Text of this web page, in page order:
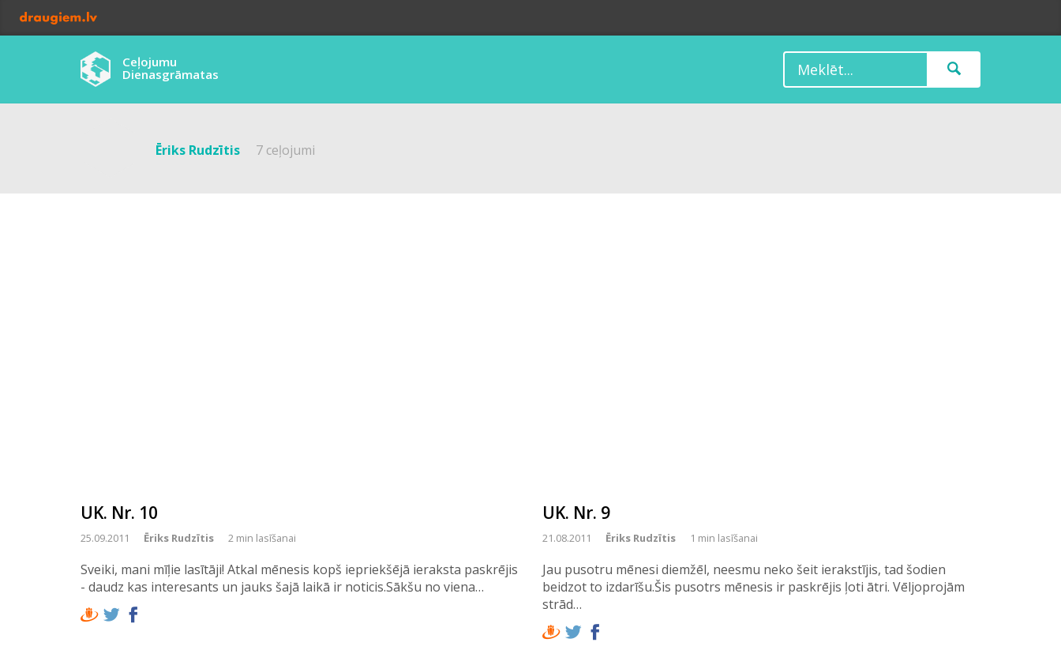
Ceļojumu
Dienasgrāmatas
Ēriks Rudzītis 7 ceļojumi
UK. Nr. 10
25.09.2011 Ēriks Rudzītis 2 min lasīšanai
Sveiki, mani mīļie lasītāji! Atkal mēnesis kopš iepriekšējā ieraksta paskrējis
- daudz kas interesants un jauks šajā laikā ir noticis.Sākšu no viena…
UK. Nr. 9
21.08.2011 Ēriks Rudzītis 1 min lasīšanai
Jau pusotru mēnesi diemžēl, neesmu neko šeit ierakstījis, tad šodien
beidzot to izdarīšu.Šis pusotrs mēnesis ir paskrējis ļoti ātri. Vēljoprojām
strād…